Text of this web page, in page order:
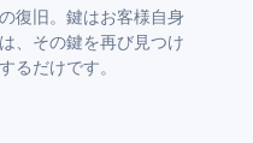
復旧。鍵はお客様自身
、その鍵を再び見つけ
るだけです。